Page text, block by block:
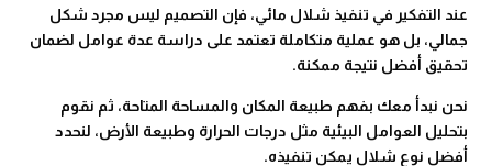
عند التفكير في تنفيذ شلال مائي، فإن التصميم ليس مجرد شكل
جمالي، بل هو عملية متكاملة تعتمد على دراسة عدة عوامل لضمان
تحقيق أفضل نتيجة ممكنة.
نحن نبدأ معك بفهم طبيعة المكان والمساحة المتاحة، ثم نقوم
بتحليل العوامل البيئية مثل درجات الحرارة وطبيعة الأرض، لنحدد
أفضل نوع شلال يمكن تنفيذه.